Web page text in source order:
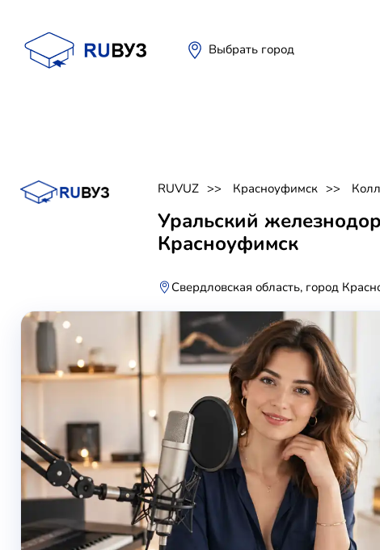
Выбрать город
RUVUZ Красноуфимск
Уральский
Красноуфимск
Свердловская область, город